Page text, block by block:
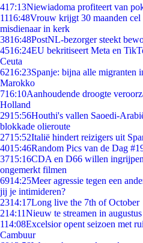
417:13Niewiadoma profiteert van
1116:48Vrouw krijgt 30 maanden
misdienaar in kerk
3816:48PostNL-bezorger steekt
4516:24EU bekritiseert Meta en
Ceuta
6216:23Spanje: bijna alle migranten
Marokko
716:10Aanhoudende droogte
Holland
2915:56Houthi's vallen Saoedi-
blokkade olieroute
2715:52Italië hindert reizigers uit
4015:46Random Pics van de Dag
3715:16CDA en D66 willen
ongemerkt filmen
6914:25Meer agressie tegen een
jij je intimideren?
2314:17Long live the 7th of October
214:11Nieuw te streamen in augustus
114:08Excelsior opent seizoen met
Cambuur